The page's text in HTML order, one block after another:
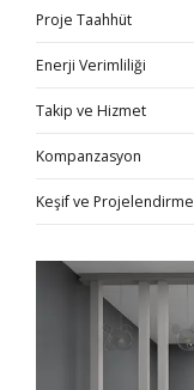
Proje Taahhüt
Enerji Verimliliği
Takip ve Hizmet
Kompanzasyon
Keşif ve Projelendirme